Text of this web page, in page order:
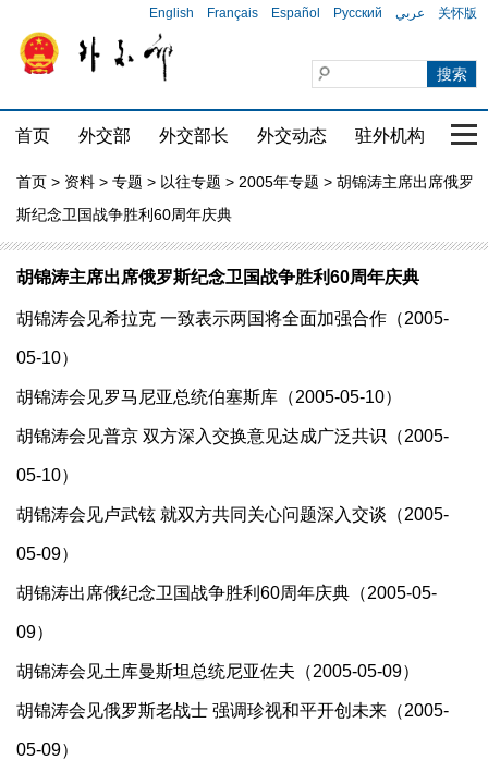
English Français Español Русский عربي 关怀版
首页 外交部 外交部长 外交动态 驻外机构 国
首页 > 资料 > 专题 > 以往专题 > 2005年专题 > 胡锦涛主席出席俄罗
斯纪念卫国战争胜利60周年庆典
胡锦涛主席出席俄罗斯纪念卫国战争胜利60周年庆典
胡锦涛会见希拉克 一致表示两国将全面加强合作（2005-
05-10）
胡锦涛会见罗马尼亚总统伯塞斯库（2005-05-10）
胡锦涛会见普京 双方深入交换意见达成广泛共识（2005-
05-10）
胡锦涛会见卢武铉 就双方共同关心问题深入交谈（2005-
05-09）
胡锦涛出席俄纪念卫国战争胜利60周年庆典（2005-05-
09）
胡锦涛会见土库曼斯坦总统尼亚佐夫（2005-05-09）
胡锦涛会见俄罗斯老战士 强调珍视和平开创未来（2005-
05-09）